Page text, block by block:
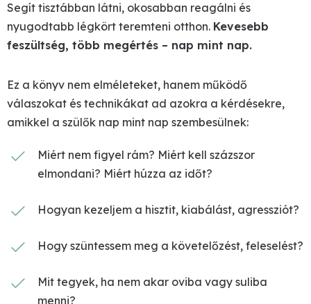
Segít tisztábban látni, okosabban reagálni és
nyugodtabb légkört teremteni otthon. Kevesebb
feszültség, több megértés – nap mint nap.
Ez a könyv nem elméleteket, hanem működő
válaszokat és technikákat ad azokra a kérdésekre,
amikkel a szülők nap mint nap szembesülnek:
Miért nem figyel rám? Miért kell százszor
elmondani? Miért húzza az időt?
Hogyan kezeljem a hisztit, kiabálást, agressziót?
Hogy szüntessem meg a követelőzést, feleselést?
Mit tegyek, ha nem akar oviba vagy suliba
menni?